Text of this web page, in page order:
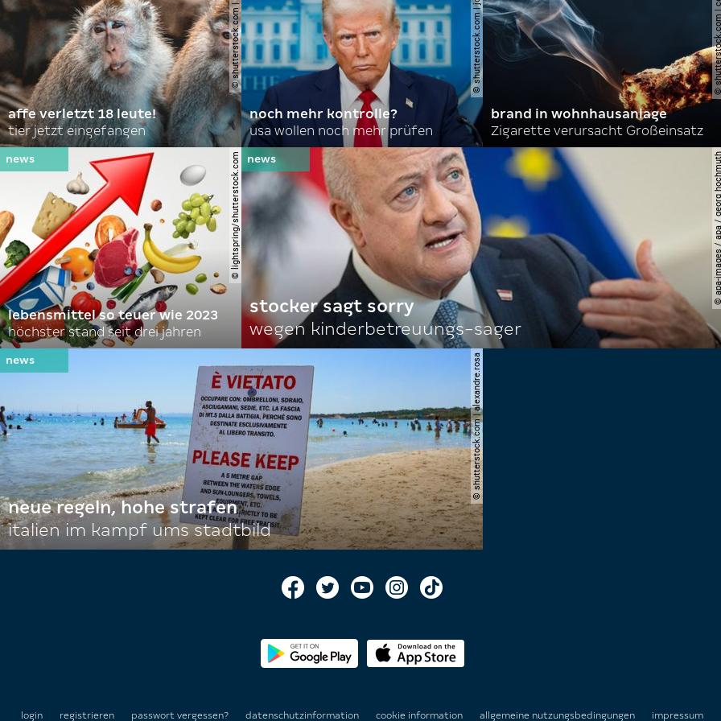
affe verletzt 18 leute!
tier jetzt eingefangen
noch mehr kontrolle?
usa wollen noch mehr prüfen
brand in wohnhausanlage
Zigarette verursacht Großeinsatz
© lightspring/shutterstock.com
lebensmittel so teuer wie 2023
höchster stand seit drei jahren
© apa-images /
stocker sagt sorry
wegen kinderbetreuungs-sager
© shutterstock.com | alexandre.rosa
neue regeln, hohe strafen
italien im kampf ums stadtbild
login registrieren passwort vergessen? datenschutzinformation cookie information allgemeine nutzungsbedingungen impressum